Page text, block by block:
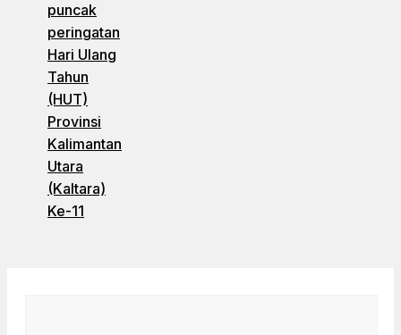
puncak
peringatan
Hari Ulang
Tahun
(HUT)
Provinsi
Kalimantan
Utara
(Kaltara)
Ke-11